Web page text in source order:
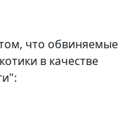
что обвиняемые
в качестве